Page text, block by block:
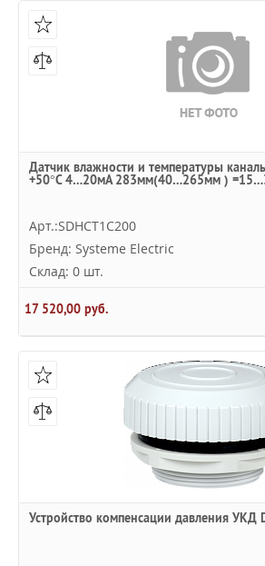
Датчик влажности и температуры
+50°С 4…20мА 283мм(40…265мм )
Арт.:SDHCT1C200
Бренд: Systeme Electric
Склад: 0 шт.
17 520,00 руб.
Устройство компенсации давления